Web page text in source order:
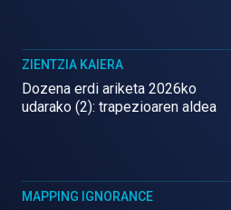
ZIENTZIA KAIERA
Dozena erdi ariketa 2026ko
udarako (2): trapezioaren aldea
MAPPING IGNORANCE